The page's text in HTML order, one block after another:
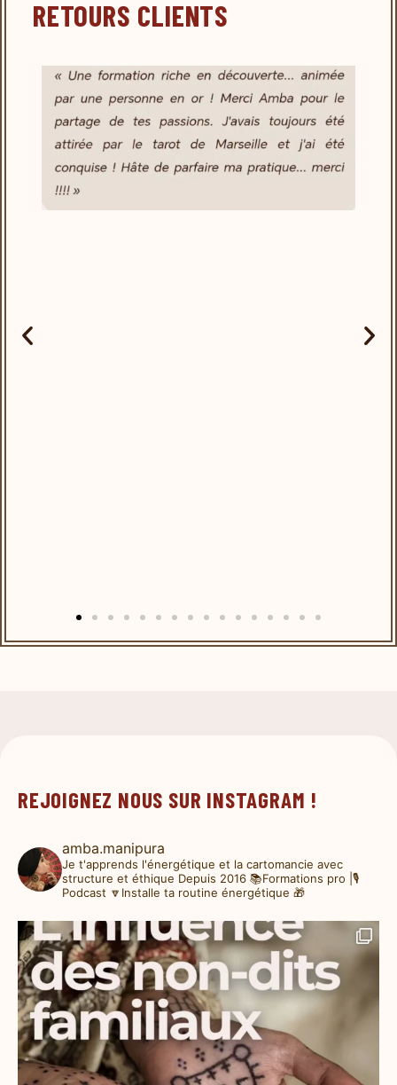
RETOURS CLIENTS
REJOIGNEZ NOUS SUR INSTAGRAM !
amba.manipura
Je t'apprends l'énergétique et la cartomancie avec
structure et éthique Depuis 2016 📚Formations pro |🎙️
Podcast 🔽Installe ta routine énergétique 🎁